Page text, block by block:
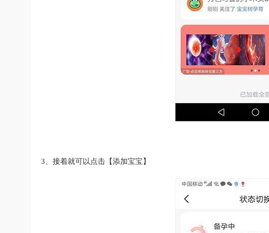
3、接着就可以点击【添加宝宝】